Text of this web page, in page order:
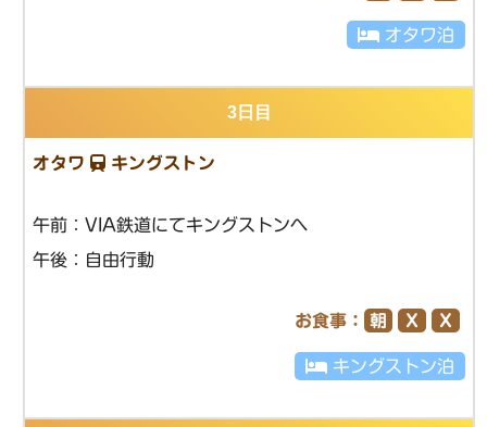
オタワ泊
3日目
オタワ キングストン
午前：VIA鉄道にてキングストンヘ
午後：自由行動
お食事： 朝 Ｘ Ｘ
キングストン泊